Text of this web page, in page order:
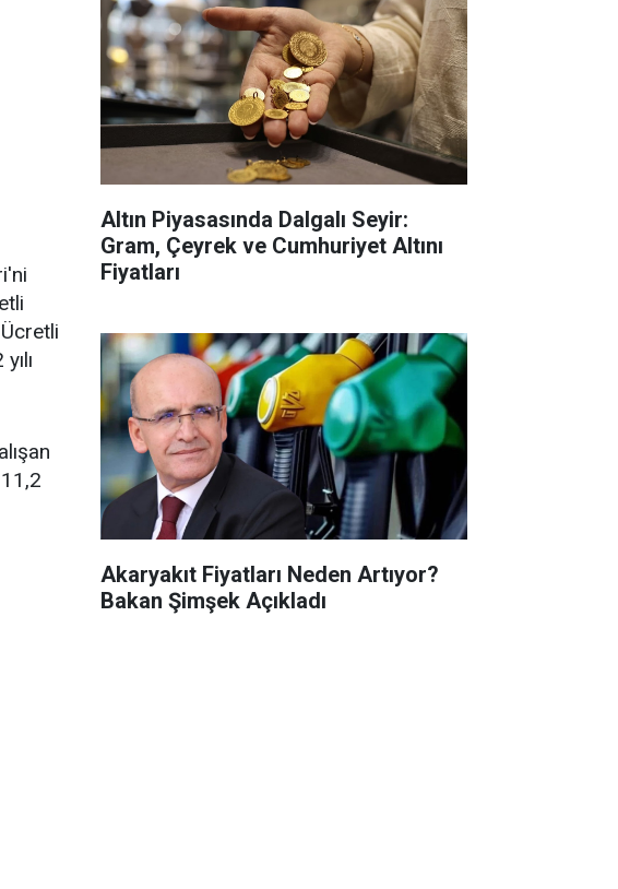
Altın Piyasasında Dalgalı Seyir:
Gram, Çeyrek ve Cumhuriyet Altını
Fiyatları
Akaryakıt Fiyatları Neden Artıyor?
Bakan Şimşek Açıkladı